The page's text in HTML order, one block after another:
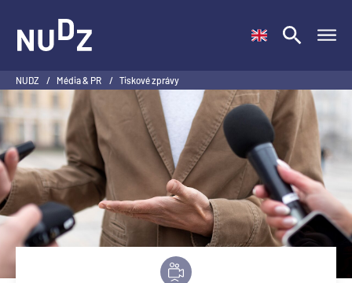
NUDZ / Média & PR / Tiskové zprávy